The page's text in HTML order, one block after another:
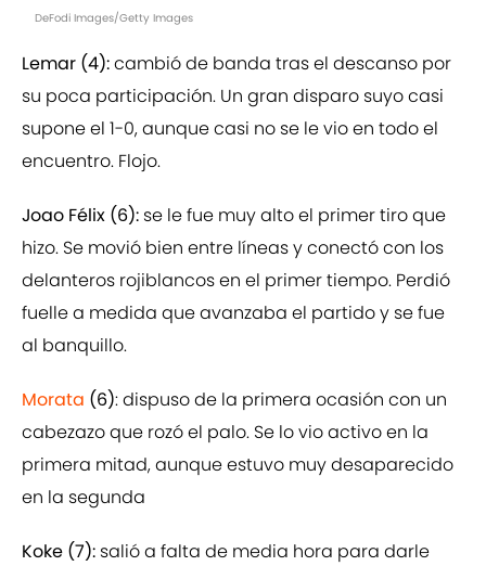
DeFodi Images/Getty Images
Lemar (4):cambió de banda tras el descanso por
su poca participación. Un gran disparo suyo casi
supone el 1-0, aunque casi no se le vio en todo el
encuentro. Flojo.
Joao Félix (6): se le fue muy alto el primer tiro que
hizo. Se movió bien entre líneas y conectó con los
delanteros rojiblancos en el primer tiempo. Perdió
fuelle a medida que avanzaba el partido y se fue
al banquillo.
Morata (6): dispuso de la primera ocasión con un
cabezazo que rozó el palo. Se lo vio activo en la
primera mitad, aunque estuvo muy desaparecido
en la segunda
Koke (7): salió a falta de media hora para darle